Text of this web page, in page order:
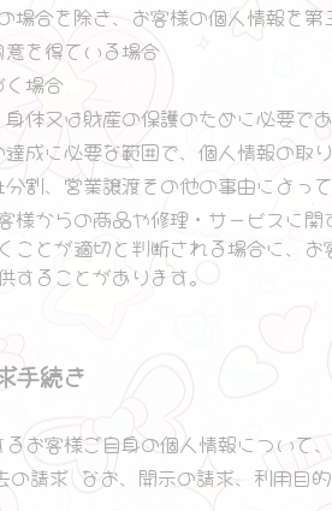
場合を除き、お客様の個人情報を第
意を得ている場合
く場合
身体又は財産の保護のために必要で
達成に必要な範囲で、個人情報の取
割、営業譲渡その他の事由によっ
様からの商品や修理・サービスに
ことが適切と判断される場合に、
することがあります。
手続き
るお客様ご自身の個人情報につい
請求 なお、開示の請求、利用目